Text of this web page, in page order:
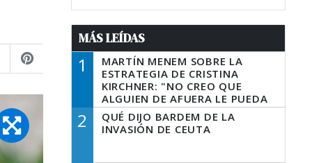
MÁS LEÍDAS
1
MARTÍN MENEM SOBRE LA
ESTRATEGIA DE CRISTINA
KIRCHNER: "NO CREO QUE
ALGUIEN DE AFUERA LE PUEDA
DECIR A LA JUSTICIA LO QUE
TIENE QUE HACER"
2
QUÉ DIJO BARDEM DE LA
INVASIÓN DE CEUTA